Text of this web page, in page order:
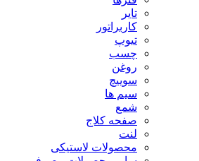
تایر
کاربراتور
تیوپ
چسب
روغن
سوییچ
سیم ها
شمع
صفحه کلاج
لنت
محصولات لاستیکی